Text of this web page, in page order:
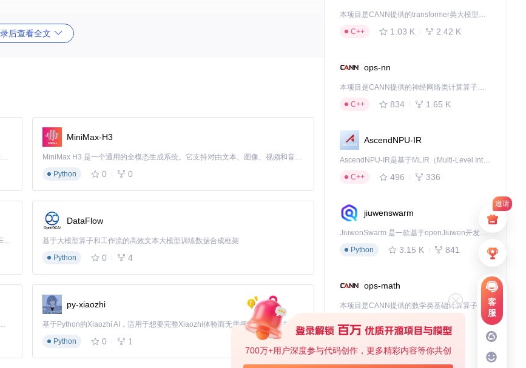
邀请
客
服
700万+用户深度参与代码创作，更多精彩内容等你共创
工具，用户可以轻松将反反调试功能注入任何被调试进程。其支持的多调试器
不同调试环境提供了一致的反反调试体验。
在用户空间，它无法绕过基于内核数据结构的高级反调试检测。此外，某些复杂
）和线程控制块（TCB），以隐藏调试器的存在。它能够拦截内核级调试事件，
。
驱动，用户必须处理驱动签名问题，这在某些系统环境下可能变得困难。此外，内
后查看全文
Claude Code 的开源替代方案。连接任意大模型，编辑代码，运行命令，自动验证 — 全自动执行。用 Rust 构建，极致性能。 ｜ An open-source alternative to Claude Code. Connect any LLM, edit code, run commands, and verify changes — autonomously. Built in Rust for speed. Get Started
MiniMax-H3
MiniMax H3 是一个通用的全模态生成系统。它支持对由文本、图像、视频和音频组成的多模态上下文进行统一理解，并能生成分辨率高达 2K、时长可达 15 秒的带原生立体声音频的视频。得益于面向任务泛化的系统设计，H3 在预训练阶段就已具备广泛的多模态上下文理解与生成能力，能够出色地执行复杂的多模态指令。
Python
0 0
Kimi K3 是Kimi能力最强的模型：这是一个拥有 2.8 万亿参数的混合专家（MoE）模型，具备原生视觉理解能力，并支持 100 万 token 的上下文窗口。
DataFlow
基于大模型算子和工作流的高效文本大模型训练数据合成框架
Python
0 4
和开发者完成「入驻 — 建项目 — 做贡献 — 获认证 — 得资源」的完整闭环。无论你是想带领社团入驻平台的组织者，还是希望用代码贡献证明自己的开发者，都能在这里找到属于你的成长路径。
py-xiaozhi
基于Python的Xiaozhi AI，适用于想要完整Xiaozhi体验而无需拥有专用硬件的用户。
Python
0 1
本项目是CANN提供的transformer类大模型算子库，实现网络在NPU上加速计算。
C++
1.03 K 2.42 K
ops-nn
本项目是CANN提供的神经网络类计算算子库，实现网络在NPU上加速计算。
C++
834 1.65 K
AscendNPU-IR
AscendNPU-IR是基于MLIR（Multi-Level Intermediate Representation）构建的，面向昇腾亲和算子编译时使用的中间表示，提供昇腾完备表达能力，通过编译优化提升昇腾AI处理器计算效率，支持通过生态框架使能昇腾AI处理器与深度调优
C++
496 336
jiuwenswarm
JiuwenSwarm 是一款基于openJiuwen开发的智能AI Agent，它能够将大语言模型的强大能力，通过你日常使用的各类通讯应用，直接延伸至你的指尖。
Python
3.15 K 841
ops-math
C++
deveco-code